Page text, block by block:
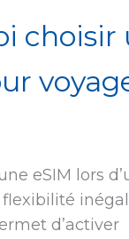
choisir
eSIM lors
d’activer